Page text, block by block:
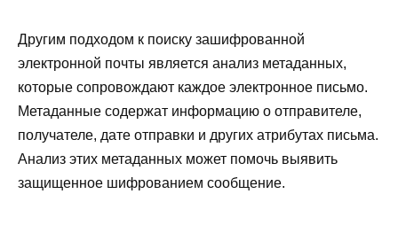
Другим подходом к поиску зашифрованной
электронной почты является анализ метаданных,
которые сопровождают каждое электронное письмо.
Метаданные содержат информацию о отправителе,
получателе, дате отправки и других атрибутах письма.
Анализ этих метаданных может помочь выявить
защищенное шифрованием сообщение.